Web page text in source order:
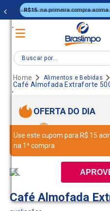
.
.
R$15 na primeira compra acima
Buscar por...
Alimentos e Bebidas
Café Almofada Extraforte
OFERTA DO DIA
Use este cupom para R$ 15
na 1ª compra
Café Almofada